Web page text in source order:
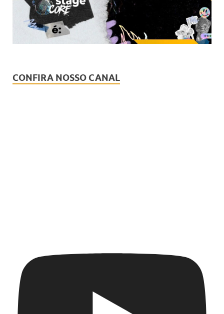
CONFIRA NOSSO CANAL